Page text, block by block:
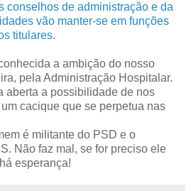
conselhos de administração e da
vão manter-se em funções
titulares.
a ambição do nosso
pela Administração Hospitalar.
aberta a possibilidade de nos
cacique que se perpetua nas
é militante do PSD e o
Não faz mal, se for preciso ele
esperança!